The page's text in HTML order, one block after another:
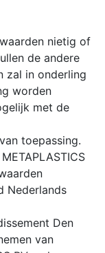
nietig of
de andere
zal in onderling
worden
met de
toepassing.
Nederlands
Den
van